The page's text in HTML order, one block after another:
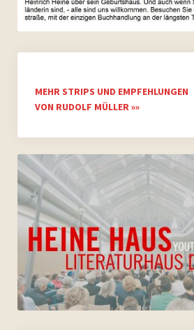
MEHR STRIPS UND EMPFEHLUNGEN
VON RUDOLF MÜLLER »»